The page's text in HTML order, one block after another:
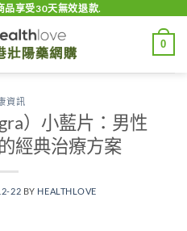
品享受30天無效退款.
0
資訊
）小藍片：男性
經典治療方案
22 BY HEALTHLOVE